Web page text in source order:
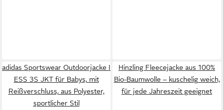
adidas Sportswear Outdoorjacke I
ESS 3S JKT für Babys, mit
Reißverschluss, aus Polyester,
sportlicher Stil
Hinzling Fleecejacke aus 100%
Bio-Baumwolle – kuschelig weich,
für jede Jahreszeit geeignet